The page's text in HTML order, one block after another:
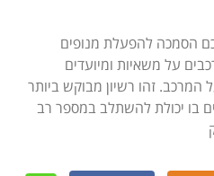
ושל הסובבים אותו
יסודות הפעלת הכלי. מבנה,
והתאמתם למשקלים ומטענים
כדוגמת נשיאת מכולות
כבדים במפעל ענק של
עבודת השליטה בכלי עצמה,
הסמכה להפעלת מנופים
על משאיות ומיועדים
זהו רשיון מבוקש ביותר
בו יכולת להשתלב במספר רב